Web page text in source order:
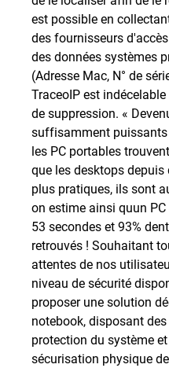
est possible en
des fournisseurs
des données systèmes
(Adresse Mac, N° de
TraceoIP est
de suppression. «
suffisamment
les PC portables
que les desktops
plus pratiques, ils sont
on estime ainsi quun
53 secondes et 93%
retrouvés ! Souhaitant
attentes de nos
niveau de sécurité
proposer une solution
notebook, disposant
protection du système
sécurisation physique